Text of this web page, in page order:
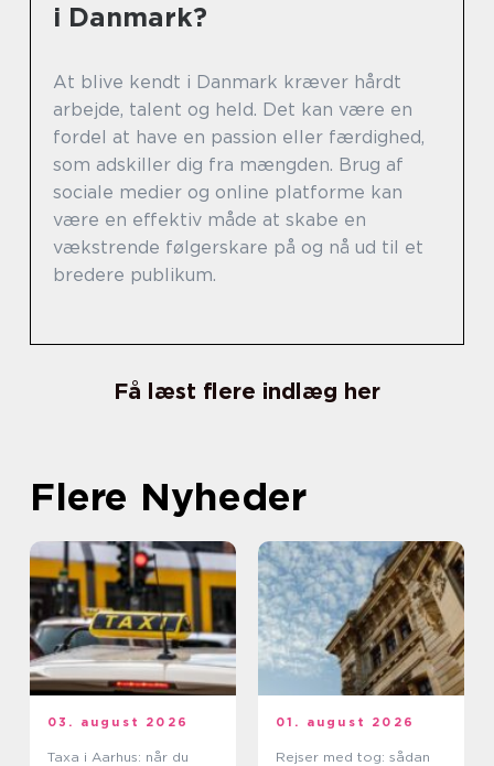
i Danmark?
At blive kendt i Danmark kræver hårdt
arbejde, talent og held. Det kan være en
fordel at have en passion eller færdighed,
som adskiller dig fra mængden. Brug af
sociale medier og online platforme kan
være en effektiv måde at skabe en
vækstrende følgerskare på og nå ud til et
bredere publikum.
Få læst flere indlæg her
Flere Nyheder
03. august 2026
Taxa i Aarhus: når du
01. august 2026
Rejser med tog: sådan